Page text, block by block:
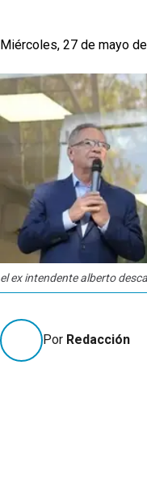
Miércoles, 27 de mayo
el ex intendente alberto
Por Redacción